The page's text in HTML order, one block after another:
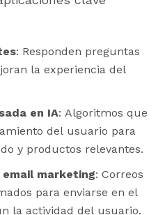
: Responden preguntas
la experiencia del
en IA: Algoritmos que
del usuario para
y productos relevantes.
marketing: Correos
para enviarse en el
la actividad del usuario.